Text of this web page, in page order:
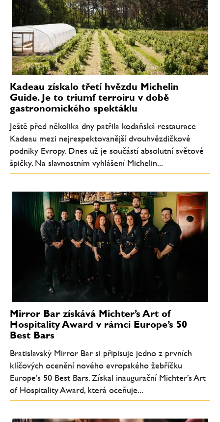
Kadeau získalo třetí hvězdu Michelin
Guide. Je to triumf terroiru v době
gastronomického spektáklu
Ještě před několika dny patřila kodaňská restaurace
Kadeau mezi nejrespektovanější dvouhvězdičkové
podniky Evropy. Dnes už je součástí absolutní světové
špičky. Na slavnostním vyhlášení Michelin...
Mirror Bar získává Michter’s Art of
Hospitality Award v rámci Europe’s 50
Best Bars
Bratislavský Mirror Bar si připisuje jedno z prvních
klíčových ocenění nového evropského žebříčku
Europe’s 50 Best Bars. Získal inaugurační Michter’s Art
of Hospitality Award, která oceňuje...